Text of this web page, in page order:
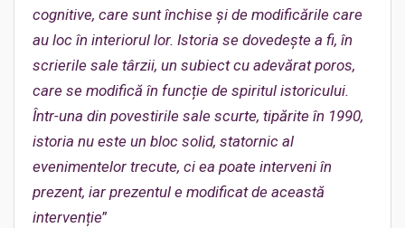
cognitive, care sunt închise și de modificările care
au loc în interiorul lor. Istoria se dovedește a fi, în
scrierile sale târzii, un subiect cu adevărat poros,
care se modifică în funcție de spiritul istoricului.
Într-una din povestirile sale scurte, tipărite în 1990,
istoria nu este un bloc solid, statornic al
evenimentelor trecute, ci ea poate interveni în
prezent, iar prezentul e modificat de această
intervenție”